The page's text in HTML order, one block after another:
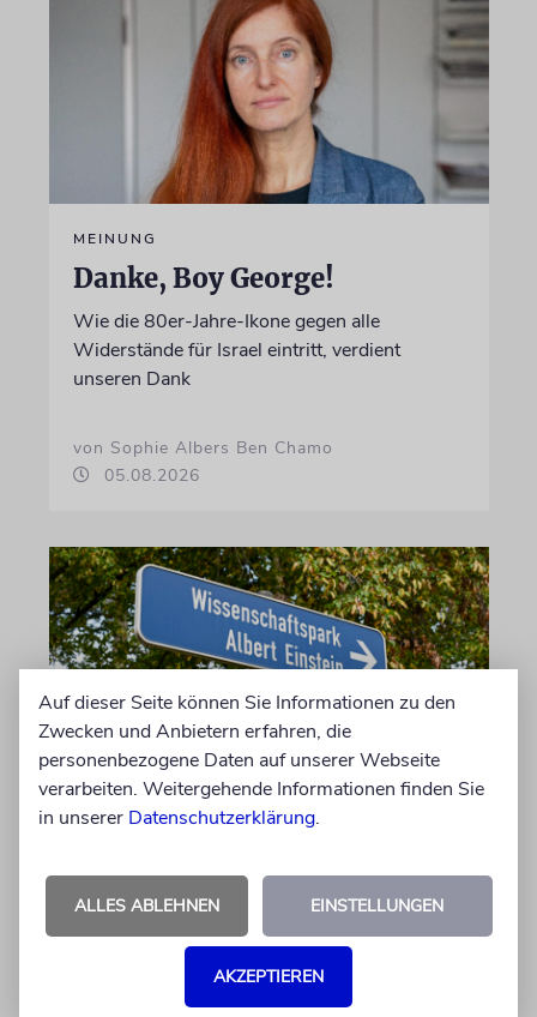
MEINUNG
Danke, Boy George!
Wie die 80er-Jahre-Ikone gegen alle
Widerstände für Israel eintritt, verdient
unseren Dank
von Sophie Albers Ben Chamo
05.08.2026
von Naturwissenschaften
International bekannte Forschungsinstitute
haben ihren Sitz auf dem Potsdamer
Telegrafenberg. Ihre Vorgeschichte
insbesondere in der NS-Zeit wird nun Thema
Auf dieser Seite können Sie Informationen zu den
Zwecken und Anbietern erfahren, die
personenbezogene Daten auf unserer Webseite
verarbeiten. Weitergehende Informationen finden Sie
in unserer Datenschutzerklärung.
ALLES ABLEHNEN EINSTELLUNGEN
AKZEPTIEREN